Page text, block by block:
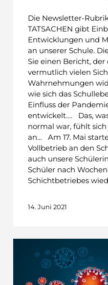
Die Newsletter-
TATSACHEN gibt
Entwicklungen und
an unserer Schule.
Sie einen Bericht, der
vermutlich vielen
Wahrnehmungen
wie sich das
Einfluss der
entwickelt…. Das,
normal war, fühlt
an… Am 17. Mai
Vollbetrieb an den
auch unsere
Schüler nach
Schichtbetriebes
14. Juni 2021
COVID-